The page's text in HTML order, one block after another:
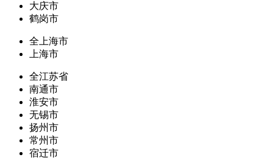
大庆市
鹤岗市
全上海市
上海市
全江苏省
南通市
淮安市
无锡市
扬州市
常州市
宿迁市